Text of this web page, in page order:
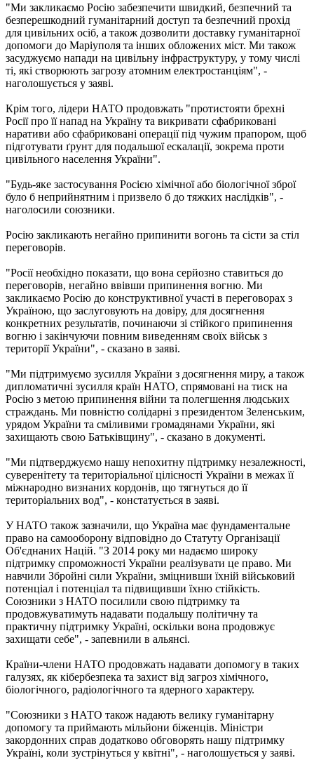
"Ми закликаємо Росію забезпечити швидкий, безпечний та
безперешкодний гуманітарний доступ та безпечний прохід
для цивільних осіб, а також дозволити доставку гуманітарної
допомоги до Маріуполя та інших обложених міст. Ми також
засуджуємо напади на цивільну інфраструктуру, у тому числі
ті, які створюють загрозу атомним електростанціям", -
наголошується у заяві.
Крім того, лідери НАТО продовжать "протистояти брехні
Росії про її напад на Україну та викривати сфабриковані
наративи або сфабриковані операції під чужим прапором, щоб
підготувати ґрунт для подальшої ескалації, зокрема проти
цивільного населення України".
"Будь-яке застосування Росією хімічної або біологічної зброї
було б неприйнятним і призвело б до тяжких наслідків", -
наголосили союзники.
Росію закликають негайно припинити вогонь та сісти за стіл
переговорів.
"Росії необхідно показати, що вона серйозно ставиться до
переговорів, негайно ввівши припинення вогню. Ми
закликаємо Росію до конструктивної участі в переговорах з
Україною, що заслуговують на довіру, для досягнення
конкретних результатів, починаючи зі стійкого припинення
вогню і закінчуючи повним виведенням своїх військ з
території України", - сказано в заяві.
"Ми підтримуємо зусилля України з досягнення миру, а також
дипломатичні зусилля країн НАТО, спрямовані на тиск на
Росію з метою припинення війни та полегшення людських
страждань. Ми повністю солідарні з президентом Зеленським,
урядом України та сміливими громадянами України, які
захищають свою Батьківщину", - сказано в документі.
"Ми підтверджуємо нашу непохитну підтримку незалежності,
суверенітету та територіальної цілісності України в межах її
міжнародно визнаних кордонів, що тягнуться до її
територіальних вод", - констатується в заяві.
У НАТО також зазначили, що Україна має фундаментальне
право на самооборону відповідно до Статуту Організації
Об'єднаних Націй. "З 2014 року ми надаємо широку
підтримку спроможності України реалізувати це право. Ми
навчили Збройні сили України, зміцнивши їхній військовий
потенціал і потенціал та підвищивши їхню стійкість.
Союзники з НАТО посилили свою підтримку та
продовжуватимуть надавати подальшу політичну та
практичну підтримку Україні, оскільки вона продовжує
захищати себе", - запевнили в альянсі.
Країни-члени НАТО продовжать надавати допомогу в таких
галузях, як кібербезпека та захист від загроз хімічного,
біологічного, радіологічного та ядерного характеру.
"Союзники з НАТО також надають велику гуманітарну
допомогу та приймають мільйони біженців. Міністри
закордонних справ додатково обговорять нашу підтримку
Україні, коли зустрінуться у квітні", - наголошується у заяві.